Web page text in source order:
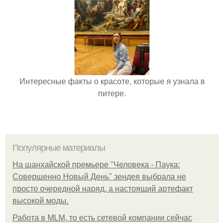
Интересные факты о красоте, которые я узнала в
питере.
Популярные материалы
На шанхайской премьере "Человека - Паука:
Совершенно Новый День" зендея выбрала не
просто очередной наряд, а настоящий артефакт
высокой моды.
Работа в MLM, то есть сетевой компании сейчас